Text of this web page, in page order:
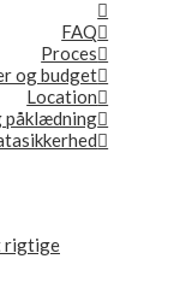
FAQ
Proces
og budget
Location
påklædning
rigtige